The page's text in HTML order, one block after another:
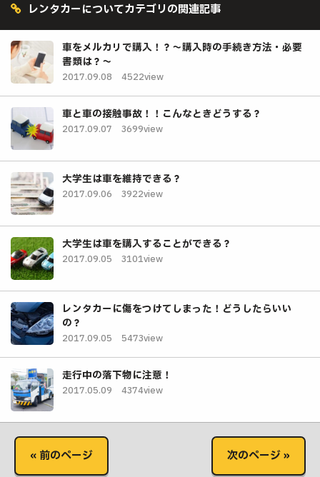
レンタカーについてカテゴリの関連記事
車をメルカリで購入！？～購入時の手続き方法・必要
書類は？～
2017.09.08 4522view
車と車の接触事故！！こんなときどうする？
2017.09.07 3699view
大学生は車を維持できる？
2017.09.06 3922view
大学生は車を購入することができる？
2017.09.05 3101view
レンタカーに傷をつけてしまった！どうしたらいい
の？
2017.09.05 5473view
走行中の落下物に注意！
2017.05.09 4374view
« 前のページ 次のページ »